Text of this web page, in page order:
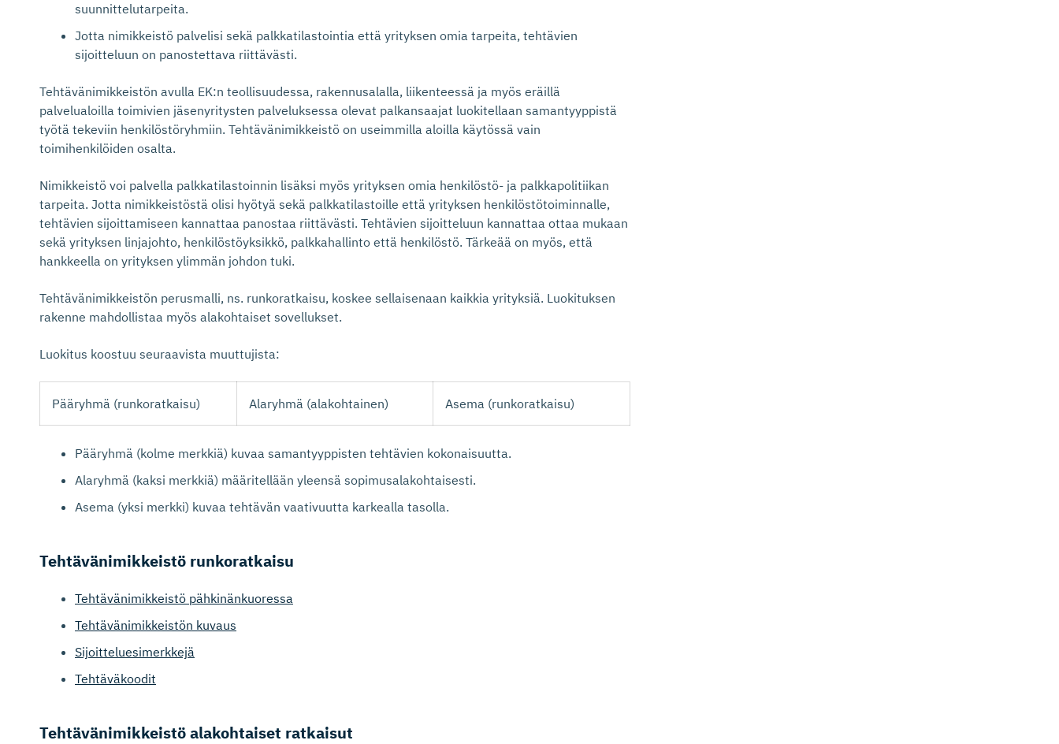
suunnittelutarpeita.
Jotta nimikkeistö palvelisi sekä palkkatilastointia että yrityksen omia tarpeita, tehtävien
sijoitteluun on panostettava riittävästi.
Tehtävänimikkeistön avulla EK:n teollisuudessa, rakennusalalla, liikenteessä ja myös eräillä
palvelualoilla toimivien jäsenyritysten palveluksessa olevat palkansaajat luokitellaan samantyyppistä
työtä tekeviin henkilöstöryhmiin. Tehtävänimikkeistö on useimmilla aloilla käytössä vain
toimihenkilöiden osalta.
Nimikkeistö voi palvella palkkatilastoinnin lisäksi myös yrityksen omia henkilöstö- ja palkkapolitiikan
tarpeita. Jotta nimikkeistöstä olisi hyötyä sekä palkkatilastoille että yrityksen henkilöstötoiminnalle,
tehtävien sijoittamiseen kannattaa panostaa riittävästi. Tehtävien sijoitteluun kannattaa ottaa mukaan
sekä yrityksen linjajohto, henkilöstöyksikkö, palkkahallinto että henkilöstö. Tärkeää on myös, että
hankkeella on yrityksen ylimmän johdon tuki.
Tehtävänimikkeistön perusmalli, ns. runkoratkaisu, koskee sellaisenaan kaikkia yrityksiä. Luokituksen
rakenne mahdollistaa myös alakohtaiset sovellukset.
Luokitus koostuu seuraavista muuttujista:
Pääryhmä (runkoratkaisu) Alaryhmä (alakohtainen) Asema (runkoratkaisu)
Pääryhmä (kolme merkkiä) kuvaa samantyyppisten tehtävien kokonaisuutta.
Alaryhmä (kaksi merkkiä) määritellään yleensä sopimusalakohtaisesti.
Asema (yksi merkki) kuvaa tehtävän vaativuutta karkealla tasolla.
Tehtäväni­mik­keistö runkoratkaisu
Tehtävänimikkeistö pähkinänkuoressa
Tehtävänimikkeistön kuvaus
Sijoitteluesimerkkejä
Tehtäväkoodit
Tehtäväni­mik­keistö alakohtaiset ratkaisut